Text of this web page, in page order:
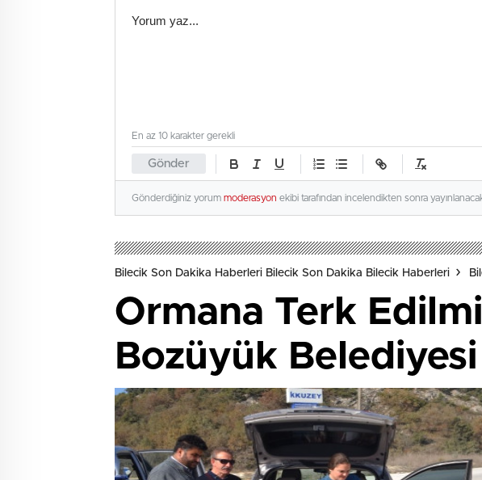
Gönder
En az 10 karakter gerekli
Gönderdiğiniz yorum moderasyon ekibi tarafından incelendikten sonra
Bilecik Son Dakika Haberleri Bilecik Son Dakika Bilecik Haberleri
Ormana Terk
Bozüyük Belediyesi